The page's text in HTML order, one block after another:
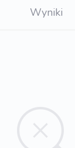
Wyniki